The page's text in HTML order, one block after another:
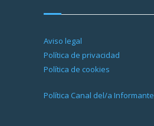
Aviso legal
Política de privacidad
Política de cookies
Política Canal del/a Informante